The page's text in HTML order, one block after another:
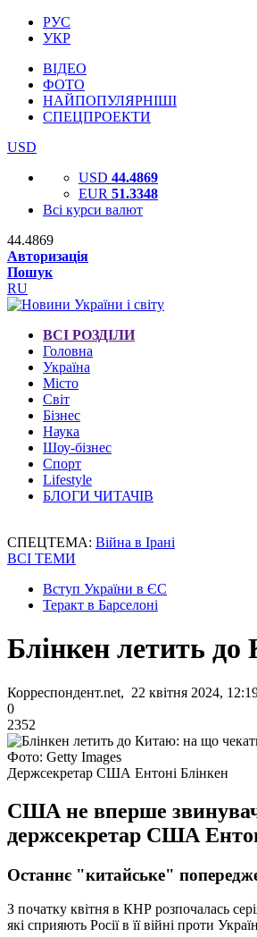
РУС
УКР
ВІДЕО
ФОТО
НАЙПОПУЛЯРНІШІ
СПЕЦПРОЕКТИ
USD
USD 44.4869
EUR 51.3348
Всі курси валют
44.4869
Авторизація
Пошук
RU
ВСІ РОЗДІЛИ
Головна
Україна
Місто
Світ
Бізнес
Наука
Шоу-бізнес
Спорт
Lifestyle
БЛОГИ ЧИТАЧІВ
СПЕЦТЕМА: Війна в Ірані
ВСІ ТЕМИ
Вступ України в ЄС
Теракт в Барселоні
Блінкен летить
Корреспондент.net, 22 квітня 2024,
0
2352
Фото: Getty Images
Держсекретар США Ентоні Блінкен
США не вперше
держсекретар США
Останнє "китайське"
З початку квітня в КНР розпочалась
які сприяють Росії в її війні проти